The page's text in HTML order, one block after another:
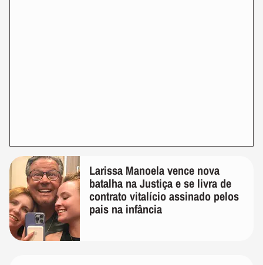
Larissa Manoela vence nova
batalha na Justiça e se livra de
contrato vitalício assinado pelos
pais na infância